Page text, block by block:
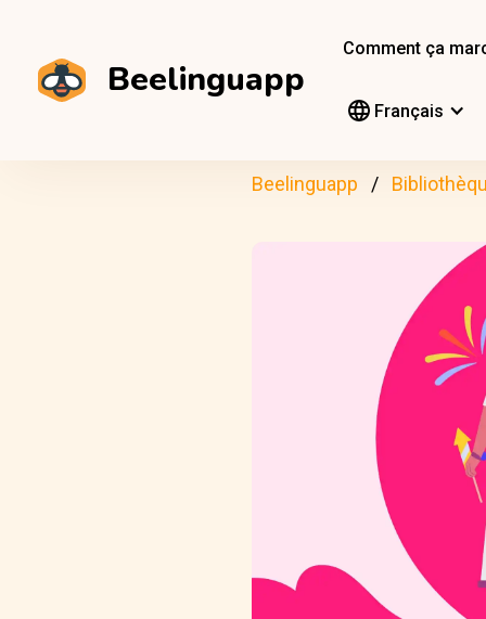
Beelinguapp
Comment ça
Français
Beelinguapp